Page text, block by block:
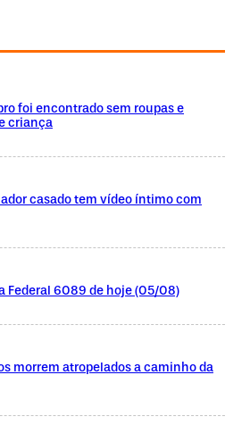
foi encontrado sem roupas e
criança
casado tem vídeo íntimo com
Federal 6089 de hoje (05/08)
morrem atropelados a caminho da